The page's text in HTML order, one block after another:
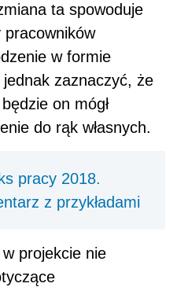
ta spowoduje
w formie
zaznaczyć, że
on mógł
do rąk własnych.
pracy 2018.
z przykładami
projekcie nie